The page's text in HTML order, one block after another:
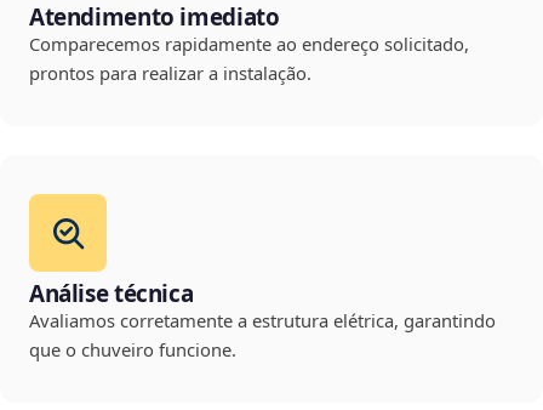
Atendimento imediato
Comparecemos rapidamente ao endereço solicitado,
prontos para realizar a instalação.
Análise técnica
Avaliamos corretamente a estrutura elétrica, garantindo
que o chuveiro funcione.